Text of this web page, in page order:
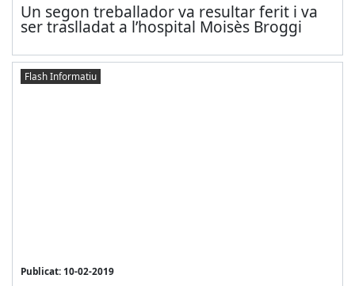
Un segon treballador va resultar ferit i va
ser traslladat a l’hospital Moisès Broggi
Flash Informatiu
Publicat: 10-02-2019